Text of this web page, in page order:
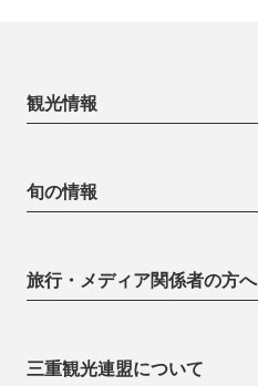
観光情報
旬の情報
旅行・メディア関係者の方へ
三重観光連盟について